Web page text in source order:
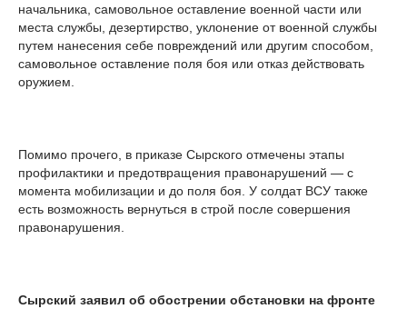
начальника, самовольное оставление военной части или
места службы, дезертирство, уклонение от военной службы
путем нанесения себе повреждений или другим способом,
самовольное оставление поля боя или отказ действовать
оружием.
Помимо прочего, в приказе Сырского отмечены этапы
профилактики и предотвращения правонарушений — с
момента мобилизации и до поля боя. У солдат ВСУ также
есть возможность вернуться в строй после совершения
правонарушения.
Сырский заявил об обострении обстановки на фронте